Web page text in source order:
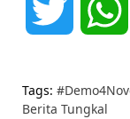
Twitter
Tags:
Berita Tungkal